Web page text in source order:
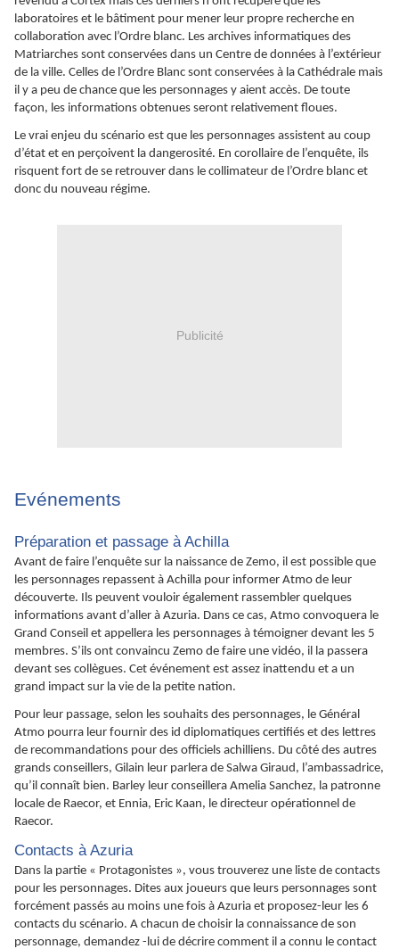
laboratoires et le bâtiment pour mener leur propre recherche en
collaboration avec l’Ordre blanc. Les archives informatiques des
Matriarches sont conservées dans un Centre de données à l’extérieur
de la ville. Celles de l’Ordre Blanc sont conservées à la Cathédrale mais
il y a peu de chance que les personnages y aient accès. De toute
façon, les informations obtenues seront relativement floues.
Le vrai enjeu du scénario est que les personnages assistent au coup
d’état et en perçoivent la dangerosité. En corollaire de l’enquête, ils
risquent fort de se retrouver dans le collimateur de l’Ordre blanc et
donc du nouveau régime.
Publicité
Evénements
Préparation et passage à Achilla
Avant de faire l’enquête sur la naissance de Zemo, il est possible que
les personnages repassent à Achilla pour informer Atmo de leur
découverte. Ils peuvent vouloir également rassembler quelques
informations avant d’aller à Azuria. Dans ce cas, Atmo convoquera le
Grand Conseil et appellera les personnages à témoigner devant les 5
membres. S’ils ont convaincu Zemo de faire une vidéo, il la passera
devant ses collègues. Cet événement est assez inattendu et a un
grand impact sur la vie de la petite nation.
Pour leur passage, selon les souhaits des personnages, le Général
Atmo pourra leur fournir des id diplomatiques certifiés et des lettres
de recommandations pour des officiels achilliens. Du côté des autres
grands conseillers, Gilain leur parlera de Salwa Giraud, l’ambassadrice,
qu’il connaît bien. Barley leur conseillera Amelia Sanchez, la patronne
locale de Raecor, et Ennia, Eric Kaan, le directeur opérationnel de
Raecor.
Contacts à Azuria
Dans la partie « Protagonistes », vous trouverez une liste de contacts
pour les personnages. Dites aux joueurs que leurs personnages sont
forcément passés au moins une fois à Azuria et proposez-leur les 6
contacts du scénario. A chacun de choisir la connaissance de son
personnage, demandez -lui de décrire comment il a connu le contact